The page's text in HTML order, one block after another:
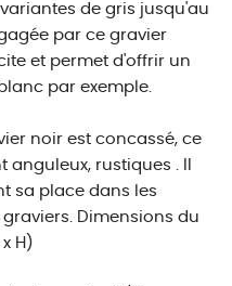
de gris jusqu'au
par ce gravier
et permet d'offrir un
par exemple.
noir est concassé, ce
rustiques . Il
sa place dans les
Dimensions du
x H)